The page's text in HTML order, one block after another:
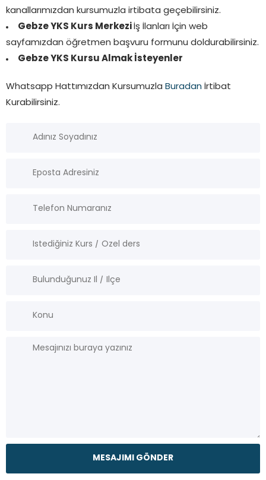
kanallarımızdan kursumuzla irtibata geçebilirsiniz.
Gebze YKS Kurs Merkezi İş İlanları İçin web
sayfamızdan öğretmen başvuru formunu doldurabilirsiniz.
Gebze YKS Kursu Almak İsteyenler
Whatsapp Hattımızdan Kursumuzla Buradan İrtibat
Kurabilirsiniz.